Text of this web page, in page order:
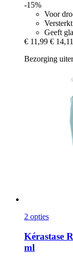
-15%
Voor
Geeft
€ 11,99 € 14,11
Bezorging
2 opties
Kérastase
ml